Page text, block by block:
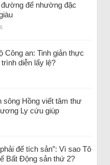
để nhường đặc
Công an: Tinh giản thực
diễn lấy lệ?
sông Hồng viết tâm thư
Ly cứu giúp
để tích sản”: Vì sao Tô
Bất Động sản thứ 2?